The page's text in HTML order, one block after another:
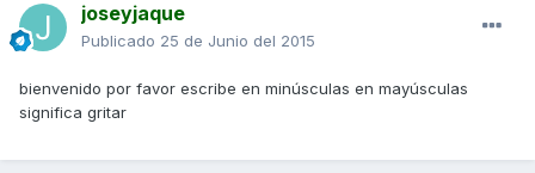
joseyjaque
Publicado 25 de Junio del 2015
bienvenido por favor escribe en minúsculas en mayúsculas
significa gritar